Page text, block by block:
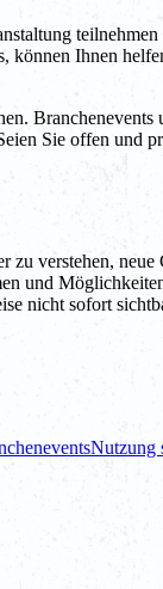
können Ihnen
Branchenevents
Sie offen und
zu verstehen,
und
nicht sofort
Nutzung